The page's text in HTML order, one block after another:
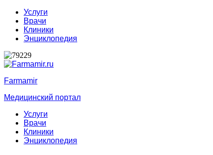
Услуги
Врачи
Клиники
Энциклопедия
Farmamir
Медицинский портал
Услуги
Врачи
Клиники
Энциклопедия